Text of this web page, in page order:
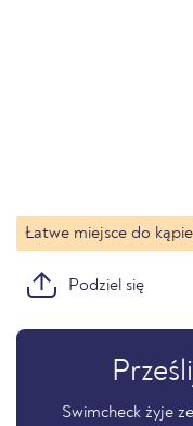
Łatwe miejsce do
Podziel się
Swimcheck żyje